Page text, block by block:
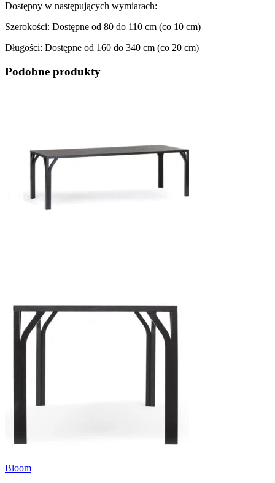
Dostępny w następujących wymiarach:
Szerokości: Dostępne od 80 do 110 cm (co 10 cm)
Długości: Dostępne od 160 do 340 cm (co 20 cm)
Podobne produkty
Bloom